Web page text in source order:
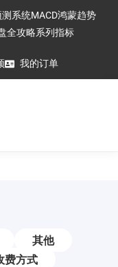
系统MACD鸿蒙趋势
全攻略系列指标
我的订单
其他
费方式